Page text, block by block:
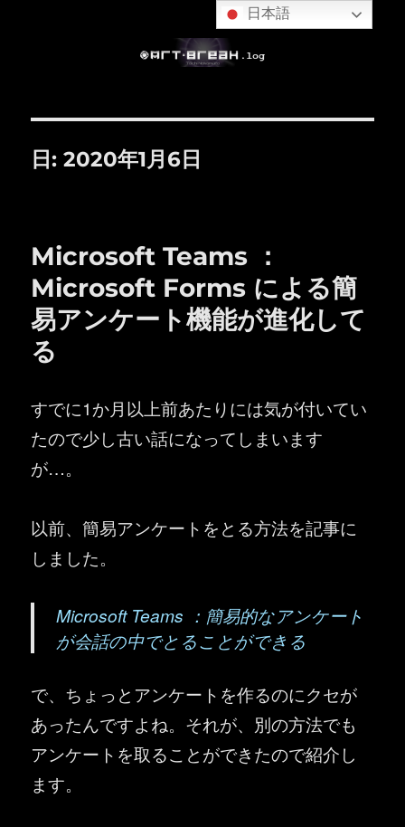
日:2020年1月6日
Microsoft Teams ：
Microsoft Forms による簡
易アンケート機能が進化して
る
すでに1か月以上前あたりには気が付いてい
たので少し古い話になってしまいます
が…。
以前、簡易アンケートをとる方法を記事に
しました。
Microsoft Teams ：簡易的なアンケート
が会話の中でとることができる
で、ちょっとアンケートを作るのにクセが
あったんですよね。それが、別の方法でも
アンケートを取ることができたので紹介し
ます。
日本語